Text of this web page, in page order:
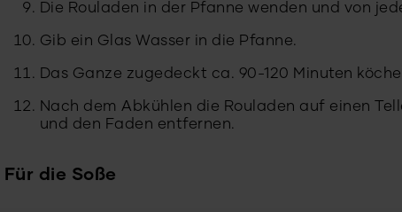
Die Rouladen in der Pfanne wenden und von
Gib ein Glas Wasser in die Pfanne.
Das Ganze zugedeckt ca. 90-120 Minuten
Nach dem Abkühlen die Rouladen auf einen
und den Faden entfernen.
Für die Soße